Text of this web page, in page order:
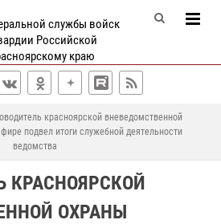
службы войск
Российской
краю
красноярской вневедомственной
подвел итоги служебной деятельности
ведомства
КРАСНОЯРСКОЙ
ОХРАНЫ